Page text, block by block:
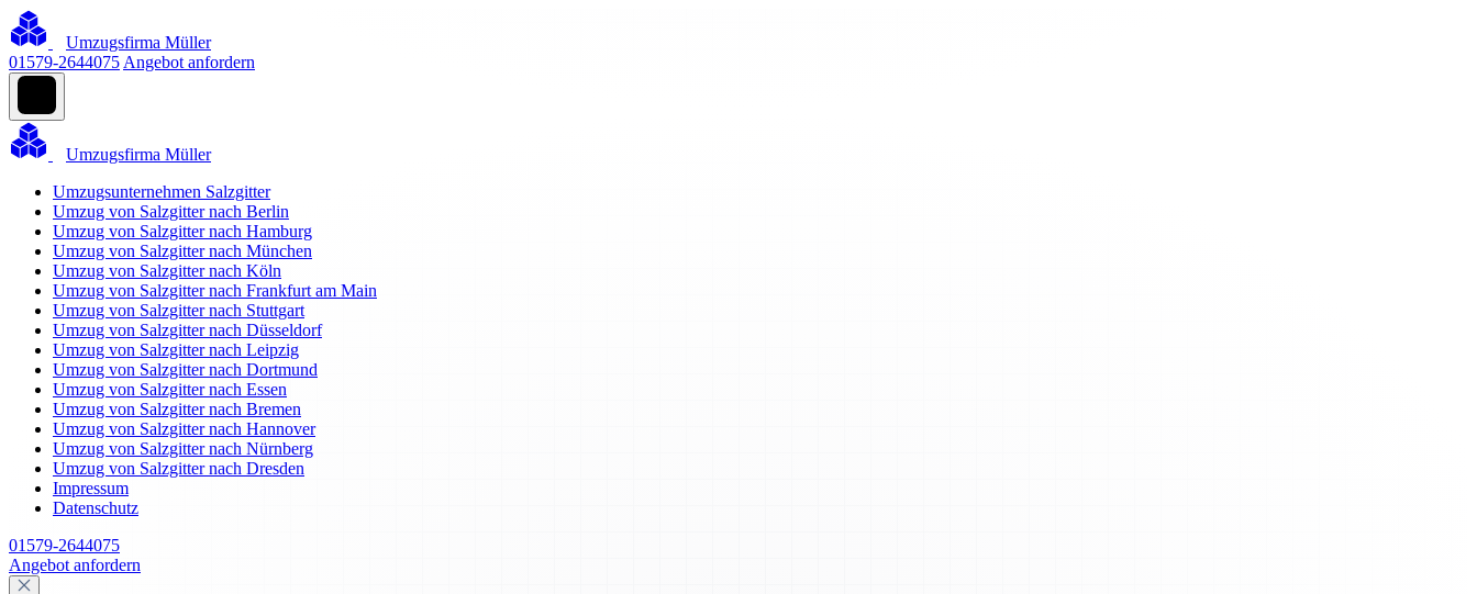
Umzugsfirma Müller
01579-2644075 Angebot anfordern
Umzugsfirma Müller
Umzugsunternehmen Salzgitter
Umzug von Salzgitter nach Berlin
Umzug von Salzgitter nach Hamburg
Umzug von Salzgitter nach München
Umzug von Salzgitter nach Köln
Umzug von Salzgitter nach Frankfurt am Main
Umzug von Salzgitter nach Stuttgart
Umzug von Salzgitter nach Düsseldorf
Umzug von Salzgitter nach Leipzig
Umzug von Salzgitter nach Dortmund
Umzug von Salzgitter nach Essen
Umzug von Salzgitter nach Bremen
Umzug von Salzgitter nach Hannover
Umzug von Salzgitter nach Nürnberg
Umzug von Salzgitter nach Dresden
Impressum
Datenschutz
01579-2644075
Angebot anfordern